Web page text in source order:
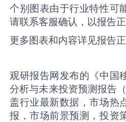
个别图表由于行业特性可
请联系客服确认，以报告正
更多图表和内容详见报告正
观研报告网发布的《中国
分析与未来投资预测报告
盖行业最新数据，市场热
报，市场前景预测，投资